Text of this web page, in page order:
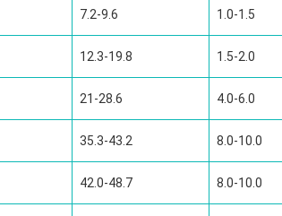
7.2-9.6 1.0-1.5
12.3-19.8 1.5-2.0
21-28.6 4.0-6.0
35.3-43.2 8.0-10.0
42.0-48.7 8.0-10.0